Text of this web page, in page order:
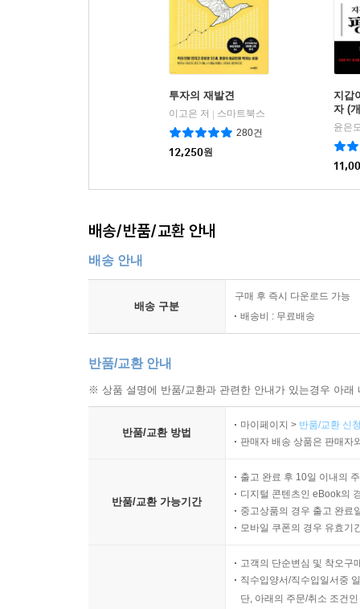
투자의 재발견
이고은 저
스마트북스
280건
12,250원
지갑
자 (
윤은
배송/반품/교환 안내
배송 안내
배송 구분
구매 후 즉시 다운로드 가능
배송비 : 무료배송
반품/교환 안내
※ 상품 설명에 반품/교환과 관련한 안내가 있는경우 아
반품/교환 방법
마이페이지 > 반품/교환 신
판매자 배송 상품은 판매자
반품/교환 가능기간
출고 완료 후 10일 이내의
디지털 콘텐츠인 eBook의
중고상품의 경우 출고 완료
모바일 쿠폰의 경우 유효기
고객의 단순변심 및 착오구
직수입양서/직수입일서중
단, 아래의 주문/취소 조건